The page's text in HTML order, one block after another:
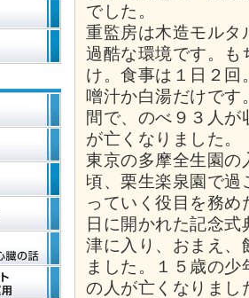
でした。
重監房は木造モルタ
過酷な環境です。も
け。食事は１日２回
噌汁か白湯だけで
間で、のべ９３人
が亡くなりました。
東京の多摩全生園の
頃、栗生楽泉園で過
っていく役目を務
日に開かれた記念
津に入り、おまえ、
ました。１５歳の
の人が亡くなりまし